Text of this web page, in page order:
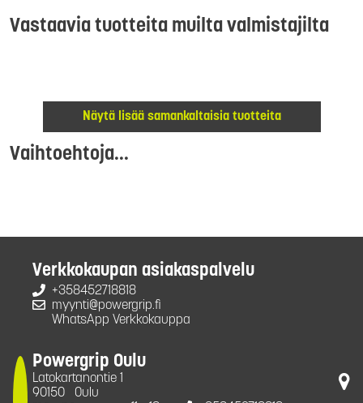
Vastaavia tuotteita muilta valmistajilta
Näytä lisää samankaltaisia tuotteita
Vaihtoehtoja...
Verkkokaupan asiakaspalvelu
+358452718818
myynti@powergrip.fi
WhatsApp Verkkokauppa
Powergrip Oulu
Latokartanontie 1
90150
Oulu